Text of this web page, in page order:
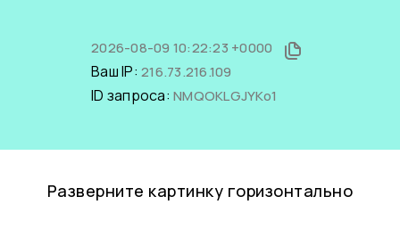
2026-08-09 10:22:23 +0000
Ваш IP: 216.73.216.109
ID запроса: NMQOKLGJYKo1
Разверните картинку горизонтально